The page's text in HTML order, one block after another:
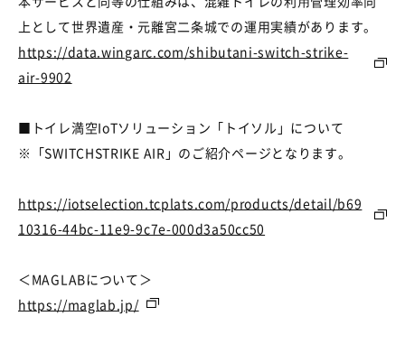
上として世界遺産・元離宮二条城での運用実績があります。
https://data.wingarc.com/shibutani-switch-strike-
air-9902
■ トイレ満空IoTソリューション「トイソル」について
※ 「SWITCHSTRIKE AIR 」のご紹介ページとなります。
https://iotselection.tcplats.com/products/detail/b69
10316-44bc-11e9-9c7e-000d3a50cc50
＜ MAGLABについて＞
https://maglab.jp/